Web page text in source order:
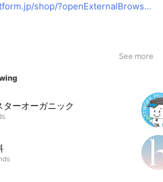
www.bhappy-platform.jp/shop/?openExternalBrowser=1
See more
ターオーガニック